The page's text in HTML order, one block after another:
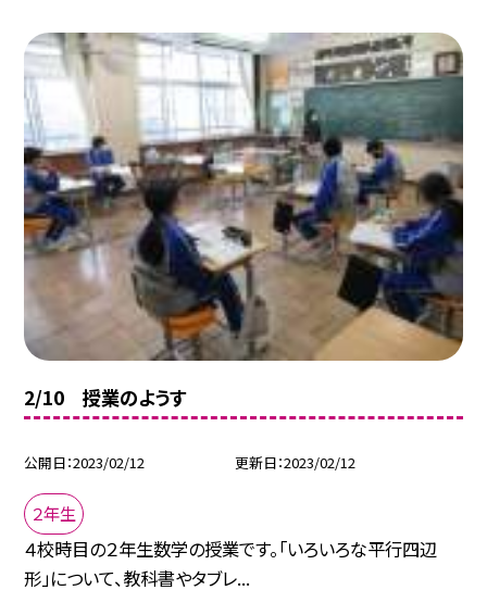
2/10 授業のようす
公開日 2023/02/12 更新日 2023/02/12
２年生
４校時目の２年生数学の授業です。「いろいろな平行四辺
形」について、教科書やタブレ...